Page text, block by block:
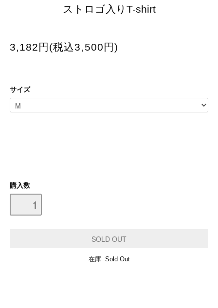
ストロゴ入りT-shirt
3,182円(税込3,500円)
サイズ
購入数
在庫 Sold Out